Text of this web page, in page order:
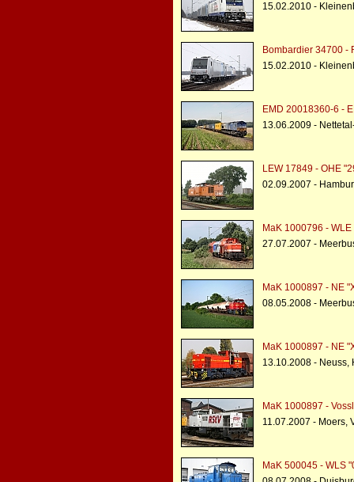
15.02.2010 -
Bombardier 34700 -
15.02.2010 -
EMD 20018360-6 -
13.06.2009 -
LEW 17849 - OHE
02.09.2007 -
MaK 1000796 - WLE
27.07.2007 -
MaK 1000897 - NE
08.05.2008 -
MaK 1000897 - NE
13.10.2008 - Neuss,
MaK 1000897 -
11.07.2007 - Moers,
MaK 500045 - WLS